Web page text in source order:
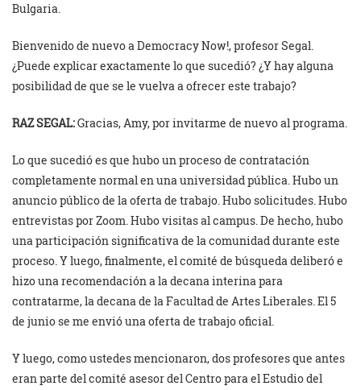
Bulgaria.
Bienvenido de nuevo a Democracy Now!, profesor Segal.
¿Puede explicar exactamente lo que sucedió? ¿Y hay alguna
posibilidad de que se le vuelva a ofrecer este trabajo?
RAZ SEGAL:Gracias, Amy, por invitarme de nuevo al programa.
Lo que sucedió es que hubo un proceso de contratación
completamente normal en una universidad pública. Hubo un
anuncio público de la oferta de trabajo. Hubo solicitudes. Hubo
entrevistas por Zoom. Hubo visitas al campus. De hecho, hubo
una participación significativa de la comunidad durante este
proceso. Y luego, finalmente, el comité de búsqueda deliberó e
hizo una recomendación a la decana interina para
contratarme, la decana de la Facultad de Artes Liberales. El 5
de junio se me envió una oferta de trabajo oficial.
Y luego, como ustedes mencionaron, dos profesores que antes
eran parte del comité asesor del Centro para el Estudio del